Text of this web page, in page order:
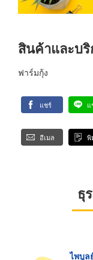
สินค้าและบริ
ฟาร์มกุ้ง
แชร์ แ
อีเมล พิ
ธุ
ไพบูล